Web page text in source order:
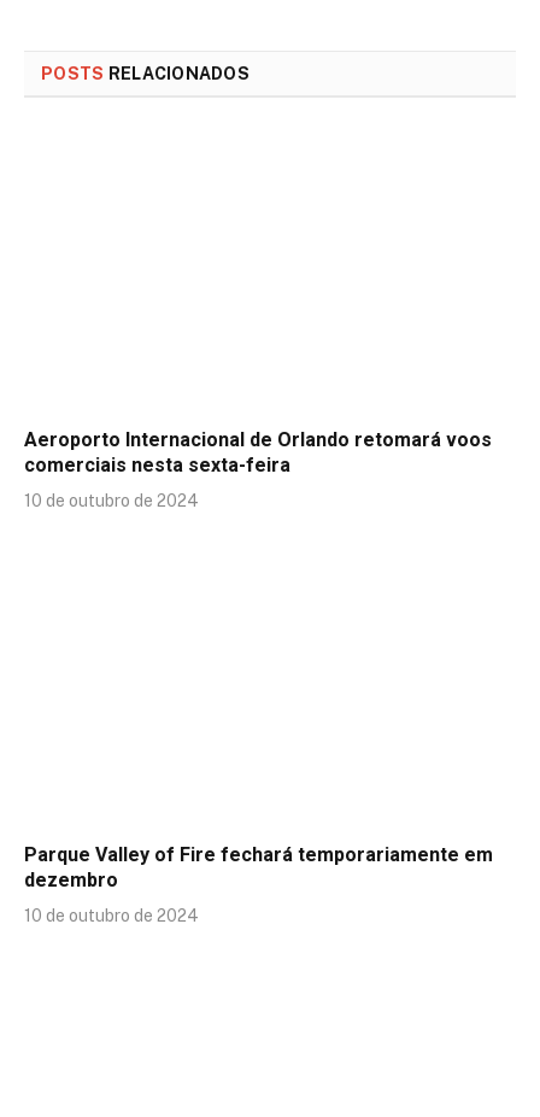
POSTS RELACIONADOS
Aeroporto Internacional de Orlando retomará voos
comerciais nesta sexta-feira
10 de outubro de 2024
Parque Valley of Fire fechará temporariamente em
dezembro
10 de outubro de 2024